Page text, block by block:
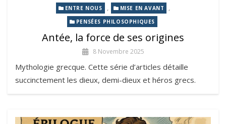
ENTRE NOUS , MISE EN AVANT ,
PENSÉES PHILOSOPHIQUES
Antée, la force de ses origines
8 Novembre 2025
Mythologie grecque. Cette série d’articles détaille
succinctement les dieux, demi-dieux et héros grecs.